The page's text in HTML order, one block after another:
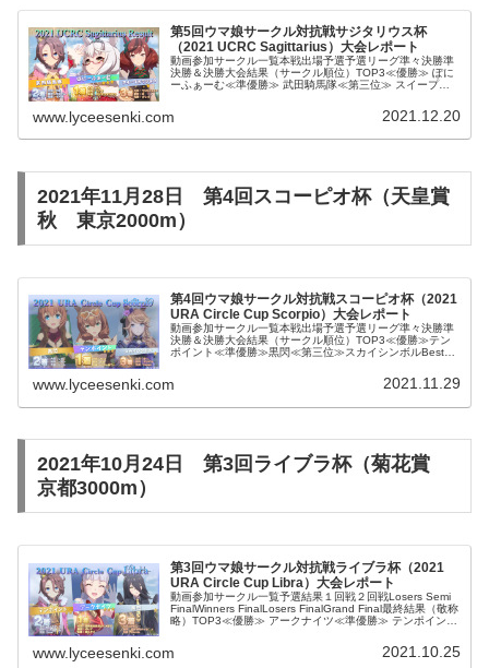
第5回ウマ娘サークル対抗戦サジタリウス杯
（2021 UCRC Sagittarius）大会レポート
動画参加サークル一覧本戦出場予選予選リーグ準々決勝準
決勝＆決勝大会結果（サークル順位）TOP3≪優勝≫ ぽに
ーふぁーむ≪準優勝≫ 武田騎馬隊≪第三位≫ スイープオ
www.lyceesenki.com 2021.12.20
2021年11月28日 第4回スコーピオ杯（天皇賞
秋 東京2000m）
第4回ウマ娘サークル対抗戦スコーピオ杯（2021
URA Circle Cup Scorpio）大会レポート
動画参加サークル一覧本戦出場予選予選リーグ準々決勝準
決勝＆決勝大会結果（サークル順位）TOP3≪優勝≫テン
ポイント≪準優勝≫黒閃≪第三位≫スカイシンボルBest9
www.lyceesenki.com 2021.11.29
2021年10月24日 第3回ライブラ杯（菊花賞
京都3000m）
第3回ウマ娘サークル対抗戦ライブラ杯（2021
URA Circle Cup Libra）大会レポート
動画参加サークル一覧予選結果１回戦２回戦Losers Semi
FinalWinners FinalLosers FinalGrand Final最終結果（敬称
略）TOP3≪優勝≫ アークナイツ≪準優勝≫ テンポイント
www.lyceesenki.com 2021.10.25